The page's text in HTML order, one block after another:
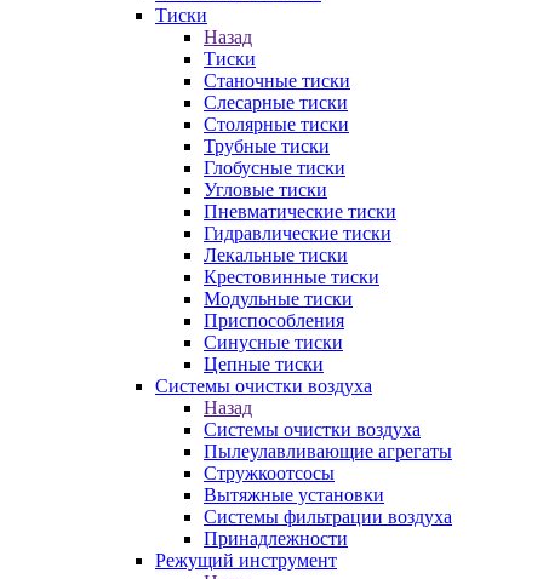
Тиски
Назад
Тиски
Станочные тиски
Слесарные тиски
Столярные тиски
Трубные тиски
Глобусные тиски
Угловые тиски
Пневматические тиски
Гидравлические тиски
Лекальные тиски
Крестовинные тиски
Модульные тиски
Приспособления
Синусные тиски
Цепные тиски
Системы очистки воздуха
Назад
Системы очистки воздуха
Пылеулавливающие агрегаты
Стружкоотсосы
Вытяжные установки
Системы фильтрации воздуха
Принадлежности
Режущий инструмент